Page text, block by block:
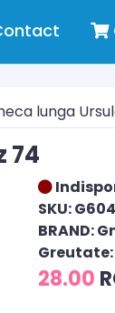
lunga
74
SKU:
BRAND:
Greutate:
28.00